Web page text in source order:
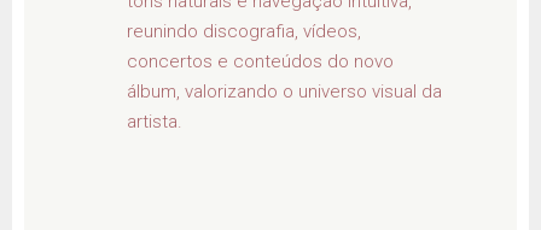
reunindo discografia, vídeos,
concertos e conteúdos do novo
álbum, valorizando o universo visual da
artista.